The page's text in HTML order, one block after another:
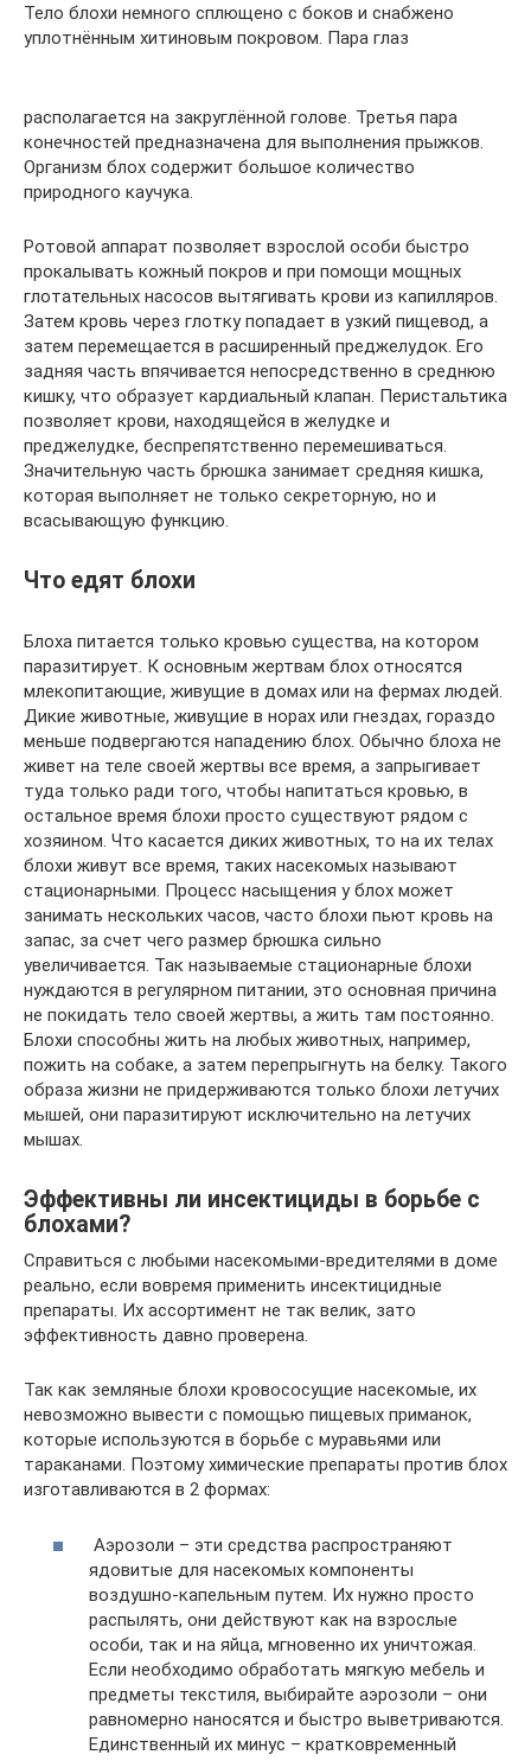
Тело блохи немного сплющено с боков и снабжено
уплотнённым хитиновым покровом. Пара глаз
располагается на закруглённой голове. Третья пара
конечностей предназначена для выполнения прыжков.
Организм блох содержит большое количество
природного каучука.
Ротовой аппарат позволяет взрослой особи быстро
прокалывать кожный покров и при помощи мощных
глотательных насосов вытягивать крови из капилляров.
Затем кровь через глотку попадает в узкий пищевод, а
затем перемещается в расширенный преджелудок. Его
задняя часть впячивается непосредственно в среднюю
кишку, что образует кардиальный клапан. Перистальтика
позволяет крови, находящейся в желудке и
преджелудке, беспрепятственно перемешиваться.
Значительную часть брюшка занимает средняя кишка,
которая выполняет не только секреторную, но и
всасывающую функцию.
Что едят блохи
Блоха питается только кровью существа, на котором
паразитирует. К основным жертвам блох относятся
млекопитающие, живущие в домах или на фермах людей.
Дикие животные, живущие в норах или гнездах, гораздо
меньше подвергаются нападению блох. Обычно блоха не
живет на теле своей жертвы все время, а запрыгивает
туда только ради того, чтобы напитаться кровью, в
остальное время блохи просто существуют рядом с
хозяином. Что касается диких животных, то на их телах
блохи живут все время, таких насекомых называют
стационарными. Процесс насыщения у блох может
занимать нескольких часов, часто блохи пьют кровь на
запас, за счет чего размер брюшка сильно
увеличивается. Так называемые стационарные блохи
нуждаются в регулярном питании, это основная причина
не покидать тело своей жертвы, а жить там постоянно.
Блохи способны жить на любых животных, например,
пожить на собаке, а затем перепрыгнуть на белку. Такого
образа жизни не придерживаются только блохи летучих
мышей, они паразитируют исключительно на летучих
мышах.
Эффективны ли инсектициды в борьбе с
блохами?
Справиться с любыми насекомыми-вредителями в доме
реально, если вовремя применить инсектицидные
препараты. Их ассортимент не так велик, зато
эффективность давно проверена.
Так как земляные блохи кровососущие насекомые, их
невозможно вывести с помощью пищевых приманок,
которые используются в борьбе с муравьями или
тараканами. Поэтому химические препараты против блох
изготавливаются в 2 формах:
Аэрозоли – эти средства распространяют
ядовитые для насекомых компоненты
воздушно-капельным путем. Их нужно просто
распылять, они действуют как на взрослые
особи, так и на яйца, мгновенно их уничтожая.
Если необходимо обработать мягкую мебель и
предметы текстиля, выбирайте аэрозоли – они
равномерно наносятся и быстро выветриваются.
Единственный их минус – кратковременный